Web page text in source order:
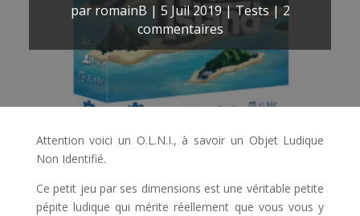
par romainB | 5 Juil 2019|Tests|2
commentaires
Attention voici un O.L.N.I., à savoir un Objet Ludique
Non Identifié.
Ce petit jeu par ses dimensions est une véritable petite
pépite ludique qui mérite réellement que vous vous y